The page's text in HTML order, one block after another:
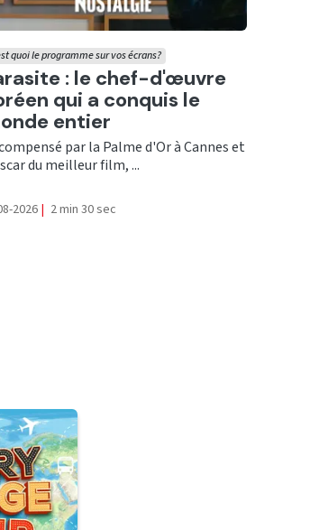
: le chef-d'œuvre
qui a conquis le
entier
quoi le programme sur vos écrans?
par la Palme d'Or à Cannes et
du meilleur film, ...
2026| 2 min 30 sec